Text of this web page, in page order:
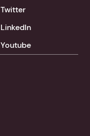
Twitter
LinkedIn
Youtube